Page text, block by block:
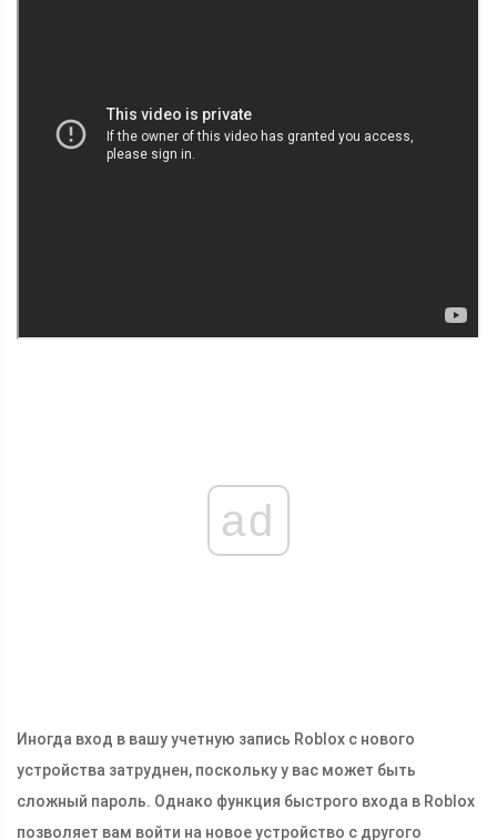
ad
Иногда вход в вашу учетную запись Roblox с нового
устройства затруднен, поскольку у вас может быть
сложный пароль. Однако функция быстрого входа в Roblox
позволяет вам войти на новое устройство с другого